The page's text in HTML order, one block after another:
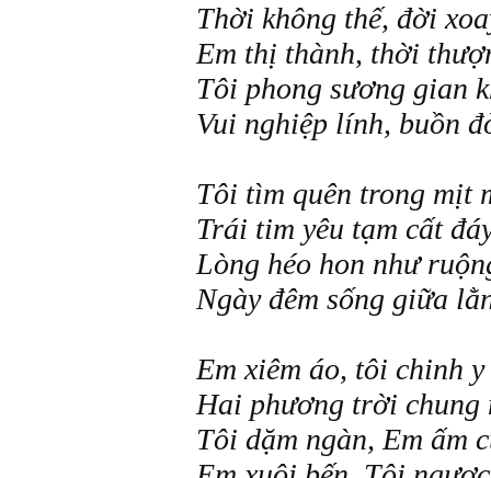
Thời không thế, đời
Em thị thành, thời
Tôi phong sương gian
Vui nghiệp lính, buồn
Tôi tìm quên trong mịt
Trái tim yêu tạm cất
Lòng héo hon như
Ngày đêm sống giữa
Em xiêm áo, tôi chinh
Hai phương trời chung
Tôi dặm ngàn, Em ấm